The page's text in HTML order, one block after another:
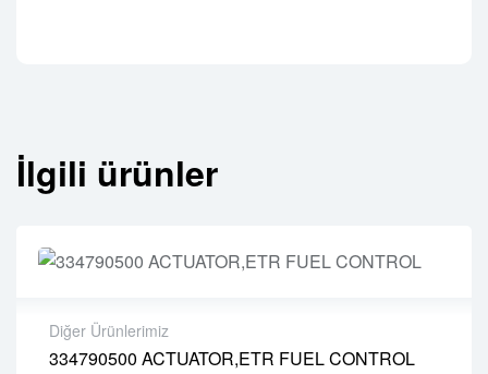
İlgili ürünler
Diğer Ürünlerimiz
334790500 ACTUATOR,ETR FUEL CONTROL
2 years warranty